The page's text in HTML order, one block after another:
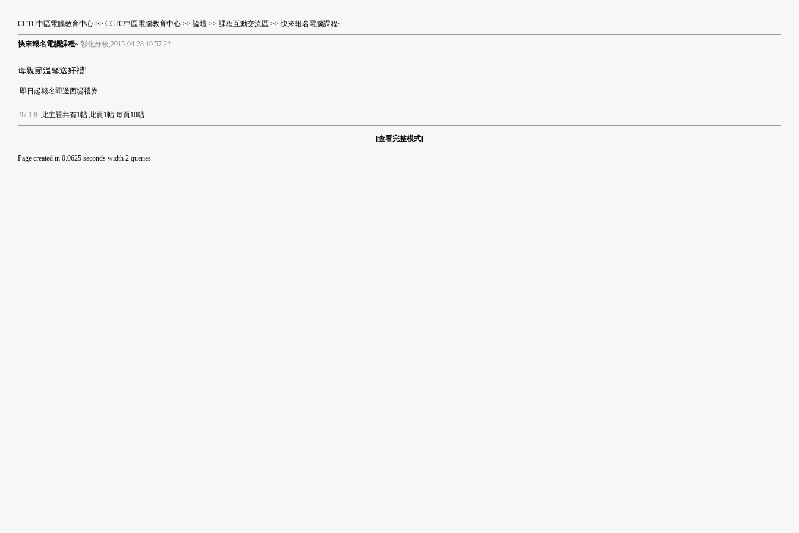
CCTC中區電腦教育中心 >> CCTC中區電腦教育中心 >> 論壇 >> 課程互動交流區 >> 快來報名電腦課程~
快來報名電腦課程~ 彰化分校,2015-04-28 10:57:22
母親節溫馨送好禮!
即日起報名即送西堤禮券
97 1 8: 此主題共有1帖 此頁1帖 每頁10帖
[查看完整模式]
Page created in 0.0625 seconds width 2 queries.